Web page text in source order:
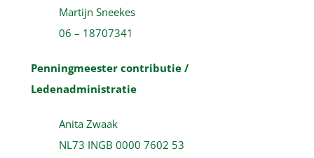
Martijn Sneekes
06 – 18707341
Penningmeester contributie /
Ledenadministratie
Anita Zwaak
NL73 INGB 0000 7602 53